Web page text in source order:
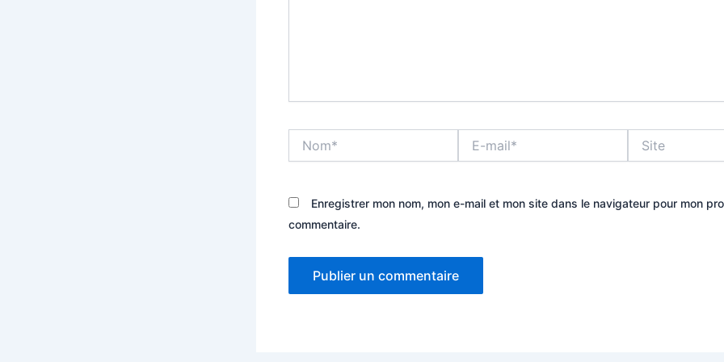
mail*
Enregistrer mon nom, mon e-mail et mon site dans le navigateur pour mon
commentaire.